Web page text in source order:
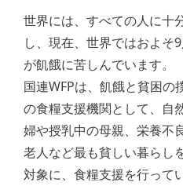
世界には、すべての人に十
し、現在、世界ではおよそ
が飢餓に苦しんでいます。
国連WFPは、飢餓と貧困の
の食糧支援機関として、自
婦や授乳中の母親、栄養不
老人など最も貧しい暮らし
対象に、食糧支援を行って